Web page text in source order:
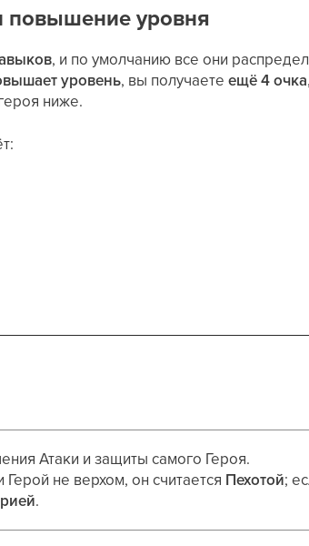
повышение уровня
, и по умолчанию все они
уровень, вы получаетеещё 4 очка
ниже.
Атаки и защиты самого Героя.
не верхом, он считается Пехотой;
.